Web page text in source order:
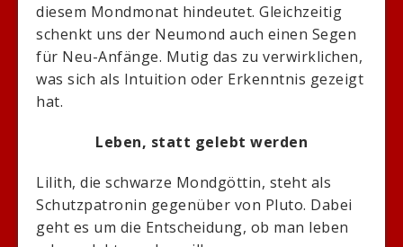
diesem Mondmonat hindeutet. Gleichzeitig
schenkt uns der Neumond auch einen Segen
für Neu-Anfänge. Mutig das zu verwirklichen,
was sich als Intuition oder Erkenntnis gezeigt
hat.
Leben, statt gelebt werden
Lilith, die schwarze Mondgöttin, steht als
Schutzpatronin gegenüber von Pluto. Dabei
geht es um die Entscheidung, ob man leben